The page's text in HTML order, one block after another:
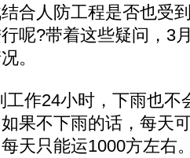
合人防工程是否也受
呢?带着这些疑问，3
。
作24小时，下雨也不
果不下雨的话，每天
天只能运1000方左右